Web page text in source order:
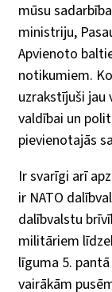
mūsu
ministriju,
Apvienoto
notikumiem.
uzrakstījuši jau
valdībai un
pievienotajās
Ir svarīgi arī
ir NATO
dalībvalstu
militāriem
līguma 5.
vairākām